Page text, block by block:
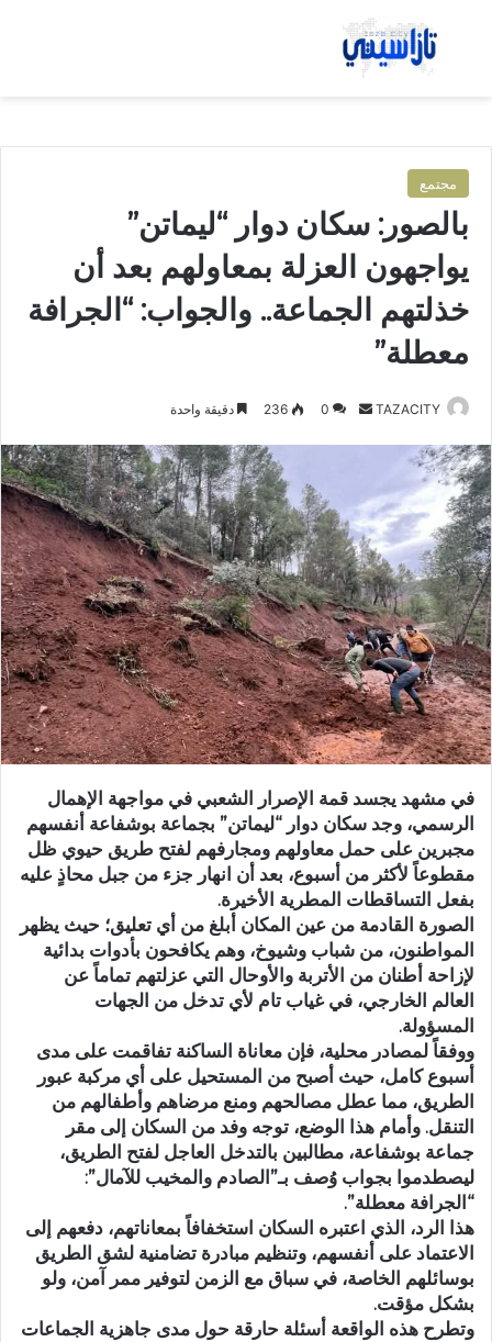
بحث عن
مجتمع
بالصور: سكان دوار “ليماتن”
يواجهون العزلة بمعاولهم بعد أن
خذلتهم الجماعة.. والجواب: “الجرافة
معطلة”
TAZACITY
ر
ي
د
ا
إ
ل
ك
ت
ر
ن
ي
ا
0
236 دقيقة واحدة
في مشهد يجسد قمة الإصرار الشعبي في مواجهة الإهمال
الرسمي، وجد سكان دوار “ليماتن” بجماعة بوشفاعة أنفسهم
مجبرين على حمل معاولهم ومجارفهم لفتح طريق حيوي ظل
مقطوعاً لأكثر من أسبوع، بعد أن انهار جزء من جبل محاذٍ عليه
بفعل التساقطات المطرية الأخيرة.
الصورة القادمة من عين المكان أبلغ من أي تعليق؛ حيث يظهر
المواطنون، من شباب وشيوخ، وهم يكافحون بأدوات بدائية
لإزاحة أطنان من الأتربة والأوحال التي عزلتهم تماماً عن
العالم الخارجي، في غياب تام لأي تدخل من الجهات
المسؤولة.
ووفقاً لمصادر محلية، فإن معاناة الساكنة تفاقمت على مدى
أسبوع كامل، حيث أصبح من المستحيل على أي مركبة عبور
الطريق، مما عطل مصالحهم ومنع مرضاهم وأطفالهم من
التنقل. وأمام هذا الوضع، توجه وفد من السكان إلى مقر
جماعة بوشفاعة، مطالبين بالتدخل العاجل لفتح الطريق،
ليصطدموا بجواب وُصف بـ”الصادم والمخيب للآمال”:
“الجرافة معطلة”.
هذا الرد، الذي اعتبره السكان استخفافاً بمعاناتهم، دفعهم إلى
الاعتماد على أنفسهم، وتنظيم مبادرة تضامنية لشق الطريق
بوسائلهم الخاصة، في سباق مع الزمن لتوفير ممر آمن، ولو
بشكل مؤقت.
وتطرح هذه الواقعة أسئلة حارقة حول مدى جاهزية الجماعات